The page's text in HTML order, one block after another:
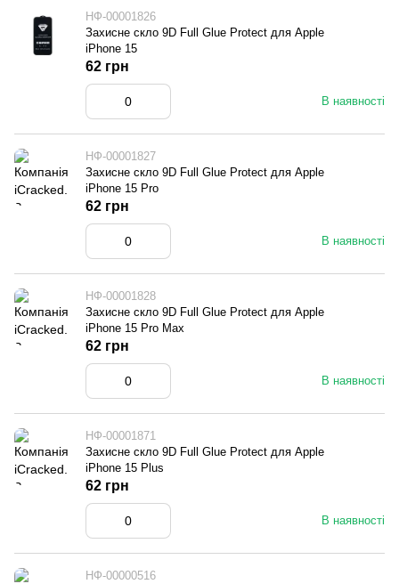
НФ-00001826
Захисне скло 9D Full Glue Protect для Apple
iPhone 15
В наявності
62 грн
НФ-00001827
Захисне скло 9D Full Glue Protect для Apple
iPhone 15 Pro
В наявності
62 грн
НФ-00001828
Захисне скло 9D Full Glue Protect для Apple
iPhone 15 Pro Max
В наявності
62 грн
НФ-00001871
Захисне скло 9D Full Glue Protect для Apple
iPhone 15 Plus
В наявності
62 грн
НФ-00000516